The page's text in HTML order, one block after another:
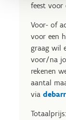
feest voor
Voor- of
voor een
graag wil
voor/na
rekenen
aantal
via